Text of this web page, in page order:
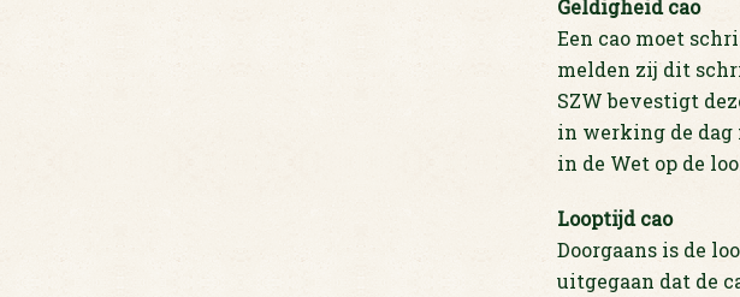
Geldigheid cao
Een cao moet
melden zij dit
SZW bevestigt
in werking de dag
in de Wet op de
Looptijd cao
Doorgaans is de
uitgegaan dat de